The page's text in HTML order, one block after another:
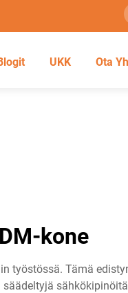
UKK Ota
kone
työstössä. Tämä